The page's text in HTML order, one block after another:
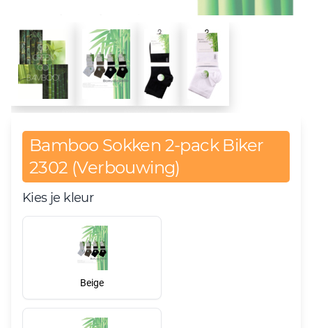
Bamboo Sokken 2-pack Biker
2302 (Verbouwing)
Kies je kleur
Beige